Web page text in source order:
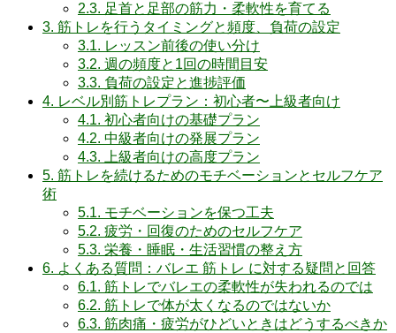
2.3. 足首と足部の筋力・柔軟性を育てる
3. 筋トレを行うタイミングと頻度、負荷の設定
3.1. レッスン前後の使い分け
3.2. 週の頻度と1回の時間目安
3.3. 負荷の設定と進捗評価
4. レベル別筋トレプラン：初心者〜上級者向け
4.1. 初心者向けの基礎プラン
4.2. 中級者向けの発展プラン
4.3. 上級者向けの高度プラン
5. 筋トレを続けるためのモチベーションとセルフケア
術
5.1. モチベーションを保つ工夫
5.2. 疲労・回復のためのセルフケア
5.3. 栄養・睡眠・生活習慣の整え方
6. よくある質問：バレエ 筋トレ に対する疑問と回答
6.1. 筋トレでバレエの柔軟性が失われるのでは
6.2. 筋トレで体が太くなるのではないか
6.3. 筋肉痛・疲労がひどいときはどうするべきか